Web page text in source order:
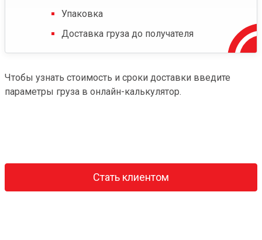
Упаковка
Доставка груза до получателя
Чтобы узнать стоимость и сроки доставки введите
параметры груза в онлайн-калькулятор.
Стать клиентом